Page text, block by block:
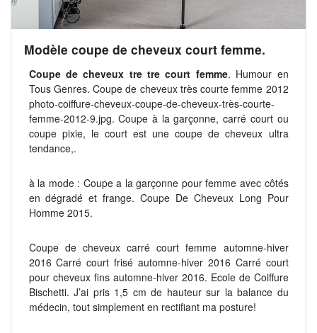
Modèle coupe de cheveux court femme.
Coupe de cheveux tre tre court femme. Humour en
Tous Genres. Coupe de cheveux très courte femme 2012
photo-coiffure-cheveux-coupe-de-cheveux-très-courte-
femme-2012-9.jpg. Coupe à la garçonne, carré court ou
coupe pixie, le court est une coupe de cheveux ultra
tendance,.
à la mode : Coupe a la garçonne pour femme avec côtés
en dégradé et frange. Coupe De Cheveux Long Pour
Homme 2015.
Coupe de cheveux carré court femme automne-hiver
2016 Carré court frisé automne-hiver 2016 Carré court
pour cheveux fins automne-hiver 2016. Ecole de Coiffure
Bischetti. J’ai pris 1,5 cm de hauteur sur la balance du
médecin, tout simplement en rectifiant ma posture!